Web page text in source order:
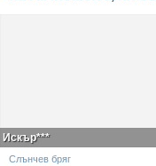
Искър***
Слънчев бряг